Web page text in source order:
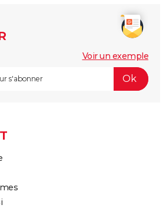
Voir un exemple